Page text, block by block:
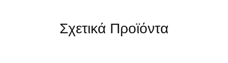
Σχετικά Προϊόντα